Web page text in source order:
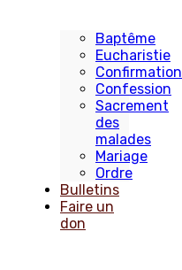
Baptême
Eucharistie
Confirmation
Confession
Sacrement
des
malades
Mariage
Ordre
Bulletins
Faire un
don